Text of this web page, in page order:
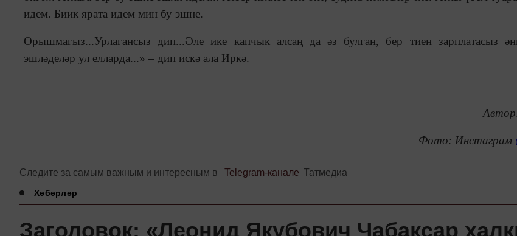
идем. Биик ярата идем мин бу эшне.
Орышмагыз...Урлагансыз дип...Әле ике капчык алсаң да әз булган, бер тиен зарплатасыз
эшләделәр ул елларда...» – дип искә ала Иркә.
Фото: Инстаграм
Следите за самым важным и интересным в Telegram-канале Татмедиа
Хәбәрләр
Заголовок: «Леонид Якубович Чабаксар